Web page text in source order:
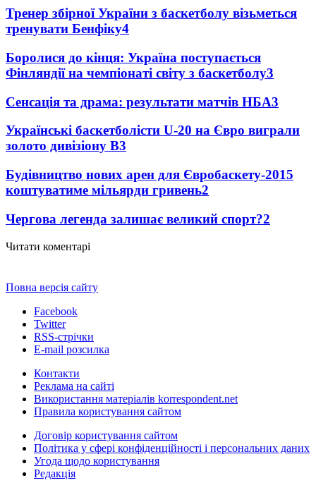
Тренер збірної України з баскетболу візьметься
тренувати Бенфіку4
Боролися до кінця: Україна поступається
Фінляндії на чемпіонаті світу з баскетболу3
Сенсація та драма: результати матчів НБА3
Українські баскетболісти U-20 на Євро виграли
золото дивізіону В3
Будівництво нових арен для Євробаскету-2015
коштуватиме мільярди гривень2
Чергова легенда залишає великий спорт?2
Читати коментарі
Повна версія сайту
Facebook
Twitter
RSS-стрічки
E-mail розсилка
Контакти
Реклама на сайті
Використання матеріалів korrespondent.net
Правила користування сайтом
Договір користування сайтом
Політика у сфері конфіденційності і персональних даних
Угода щодо користування
Редакція